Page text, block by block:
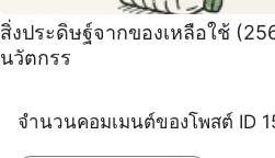
สิ่งประดิษฐ์จากของเหลือใช้
นวัตกรร
จำนวนคอมเมนต์ของโพสต์ ID